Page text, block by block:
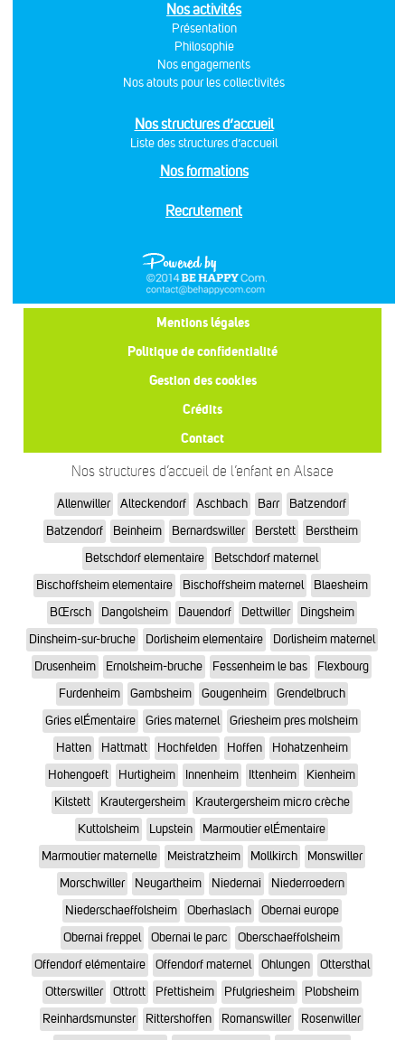
Nos activités
Présentation
Philosophie
Nos engagements
Nos atouts pour les collectivités
Nos structures d’accueil
Liste des structures d’accueil
Nos formations
Recrutement
Mentions légales
Politique de confidentialité
Gestion des cookies
Crédits
Contact
Nos structures d’accueil de l’enfant en Alsace
Allenwiller Alteckendorf Aschbach Barr
Batzendorf
Batzendorf
Beinheim Bernardswiller Berstett
Berstheim
Betschdorf elementaire
Betschdorf maternel
Bischoffsheim elementaire
Bischoffsheim maternel
Blaesheim
BŒrsch
Dangolsheim Dauendorf Dettwiller
Dingsheim
Dinsheim-sur-bruche
Dorlisheim elementaire
Dorlisheim maternel
Drusenheim
Ernolsheim-bruche Fessenheim le bas
Flexbourg
Furdenheim
Gambsheim Gougenheim
Grendelbruch
Gries elÉmentaire
Gries maternel
Griesheim pres molsheim
Hatten
Hattmatt Hochfelden Hoffen
Hohatzenheim
Hohengoeft
Hurtigheim Innenheim Ittenheim
Kienheim
Kilstett
Krautergersheim
Krautergersheim micro crèche
Kuttolsheim
Lupstein
Marmoutier elÉmentaire
Marmoutier maternelle
Meistratzheim Mollkirch
Monswiller
Morschwiller
Neugartheim Niedernai
Niederroedern
Niederschaeffolsheim
Oberhaslach
Obernai europe
Obernai freppel
Obernai le parc
Oberschaeffolsheim
Offendorf elémentaire
Offendorf maternel Ohlungen
Ottersthal
Otterswiller
Ottrott Pfettisheim Pfulgriesheim
Plobsheim
Reinhardsmunster
Rittershoffen Romanswiller
Rosenwiller